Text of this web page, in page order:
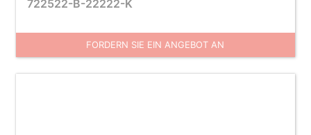
722522-B-22222-K
FORDERN SIE EIN ANGEBOT AN